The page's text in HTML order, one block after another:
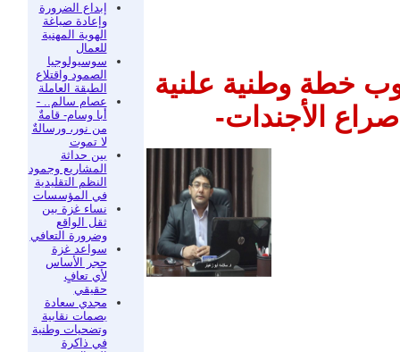
إبداع الضرورة
وإعادة صياغة
الهوية المهنية
للعمال
سوسيولوجيا
الصمود واقتلاع
الطبقة العاملة
عصام سالم.. -
أبا وسام- قامةٌ
من نور، ورسالةٌ
لا تموت
بين حداثة
المشاريع وجمود
النظم التقليدية
في المؤسسات
نساء غزة بين
ثقل الواقع
وضرورة التعافي
سواعد غزة
حجر الأساس
لأي تعافٍ
حقيقي
مجدي سعادة
بصمات نقابية
وتضحيات وطنية
في ذاكرة
خطة وطنية علنية
صراع الأجندات-